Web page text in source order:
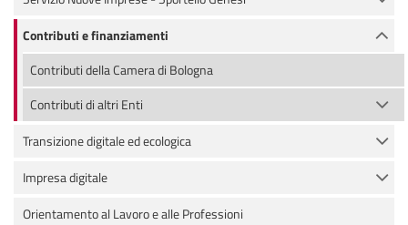
Contributi e finanziamenti
Contributi della Camera di Bologna
Contributi di altri Enti
Transizione digitale ed ecologica
Impresa digitale
Orientamento al Lavoro e alle Professioni